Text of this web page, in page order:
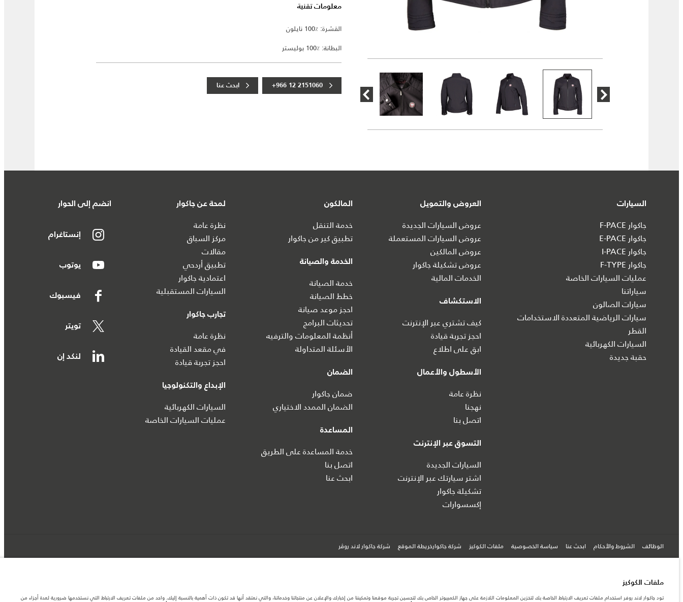
معلومات تقنية
القشرة: ٪100 نايلون
البطانة: ٪100 بوليستر
+966 12 2151060 ابحث عنا
السيارات
جاكوار F-PACE
جاكوار E-PACE
جاكوار I‑PACE
جاكوار F-TYPE
عمليات السيارات الخاصة
سياراتنا
سيارات الصالون
سيارات الرياضية المتعددة الاستخدامات
القطر
السيارات الكهربائية
حقبة جديدة
العروض والتمويل
عروض السيارات الجديدة
عروض السيارات المستعملة
عروض المالكين
عروض تشكيلة جاكوار
الخدمات المالية
الاستكشاف
كيف تشتري عبر الإنترنت
احجز تجربة قيادة
ابق على اطلاع
الأسطول والأعمال
نظرة عامة
نهجنا
اتصل بنا
التسوق عبر الإنترنت
السيارات الجديدة
اشتر سيارتك عبر الإنترنت
تشكيلة جاكوار
إكسسوارات
المالكون
خدمة التنقل
تطبيق كير من جاكوار
الخدمة والصيانة
خدمة الصيانة
خطط الصيانة
احجز موعد صيانة
تحديثات البرامج
أنظمة المعلومات والترفيه
الأسئلة المتداولة
الضمان
ضمان جاكوار
الضمان الممدد الاختياري
المساعدة
خدمة المساعدة على الطريق
اتصل بنا
ابحث عنا
لمحة عن جاكوار
نظرة عامة
مركز السباق
مقالات
تطبيق أردحي
اعتمادية جاكوار
السيارات المستقبلية
تجارب جاكوار
نظرة عامة
في مقعد القيادة
احجز تجربة قيادة
الإبداع والتكنولوجيا
السيارات الكهربائية
عمليات السيارات الخاصة
انضم إلى الحوار
إنستاغرام
يوتوب
فيسبوك
تويتر
لنكد إن
الوظائف الشروط والأحكام ابحث عنا سياسة الخصوصية ملفات الكوكيز شركة جاكوارخريطة الموقع شركة جاكوار لاند روڤر
© جاكوار لاند روڨر المحدودة 2026
ملفات الكوكيز
تود جاكوار لاند روفر استخدام ملفات تعريف الارتباط الخاصة بك لتخزين المعلومات اللازمة على جهاز الكمبيوتر الخاص بك لتحسين تجربة موقعنا وتمكيننا من إخبارك والإعلان عن منتجاتنا وخدماتنا، والتي نعتقد أنها قد تكون ذات أهمية بالنسبة إليك. واحد من ملفات تعريف الارتباط التي نستخدمها ضرورية لعدة أجزاء من